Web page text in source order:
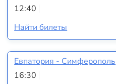
12:40
Найти билеты
Евпатория - Симферополь
16:30